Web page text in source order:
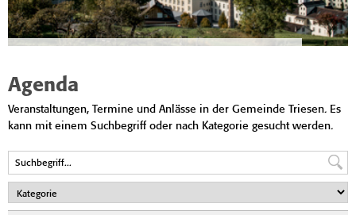
Agenda
Veranstaltungen, Termine und Anlässe in der Gemeinde Triesen. Es
kann mit einem Suchbegriff oder nach Kategorie gesucht werden.